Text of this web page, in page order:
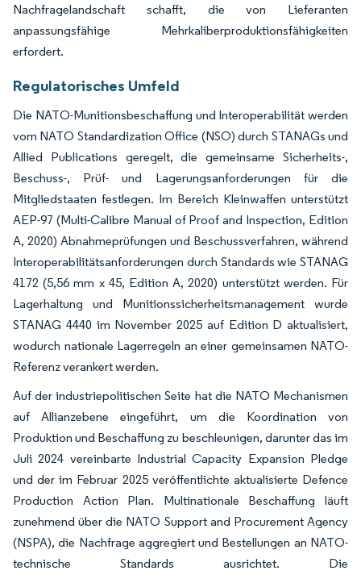
Nachfragelandschaft schafft, die von Lieferanten
anpassungsfähige Mehrkaliberproduktionsfähigkeiten
erfordert.
Regulatorisches Umfeld
Die NATO-Munitionsbeschaffung und Interoperabilität werden
vom NATO Standardization Office (NSO) durch STANAGs und
Allied Publications geregelt, die gemeinsame Sicherheits-,
Beschuss-, Prüf- und Lagerungsanforderungen für die
Mitgliedstaaten festlegen. Im Bereich Kleinwaffen unterstützt
AEP-97 (Multi-Calibre Manual of Proof and Inspection, Edition
A, 2020) Abnahmeprüfungen und Beschussverfahren, während
Interoperabilitätsanforderungen durch Standards wie STANAG
4172 (5,56 mm x 45, Edition A, 2020) unterstützt werden. Für
Lagerhaltung und Munitionssicherheitsmanagement wurde
STANAG 4440 im November 2025 auf Edition D aktualisiert,
wodurch nationale Lagerregeln an einer gemeinsamen NATO-
Referenz verankert werden.
Auf der industriepolitischen Seite hat die NATO Mechanismen
auf Allianzebene eingeführt, um die Koordination von
Produktion und Beschaffung zu beschleunigen, darunter das im
Juli 2024 vereinbarte Industrial Capacity Expansion Pledge
und der im Februar 2025 veröffentlichte aktualisierte Defence
Production Action Plan. Multinationale Beschaffung läuft
zunehmend über die NATO Support and Procurement Agency
(NSPA), die Nachfrage aggregiert und Bestellungen an NATO-
technische Standards ausrichtet. Die